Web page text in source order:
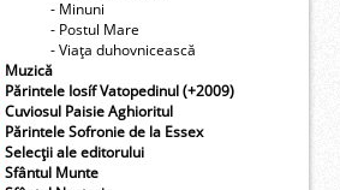
- Minuni
- Postul Mare
- Viaţa duhovnicească
Muzică
Părintele Iosíf Vatopedinul (+2009)
Cuviosul Paisie Aghioritul
Părintele Sofronie de la Essex
Selecţii ale editorului
Sfântul Munte